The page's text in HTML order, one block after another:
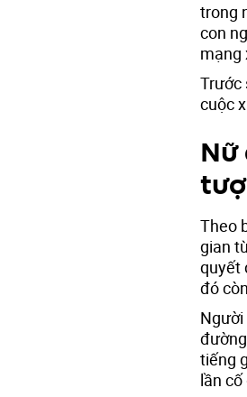
trong
con
mạng
Trước
cuộc
Nữ
Theo
gian
quyết
đó
tiếng
lần